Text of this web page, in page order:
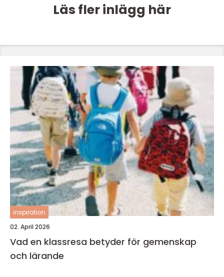
Läs fler inlägg här
inspiration
02. April 2026
Vad en klassresa betyder för gemenskap
och lärande